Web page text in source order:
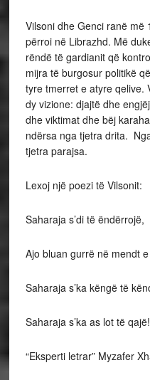
Vilsoni dhe Genci ranë më
përroi në Librazhd. Më
rëndë të gardianit që
mijra të burgosur politikë
tyre tmerret e atyre qelive.
dy vizione: djajtë dhe
dhe viktimat dhe bëj
ndërsa nga tjetra drita.
tjetra parajsa.
Lexoj një poezi të Vilsonit:
Saharaja s’di të ëndërrojë,
Ajo bluan gurrë në mendt
Saharaja s’ka këngë të
Saharaja s’ka as lot të qajë!
“Eksperti letrar” Myzafer